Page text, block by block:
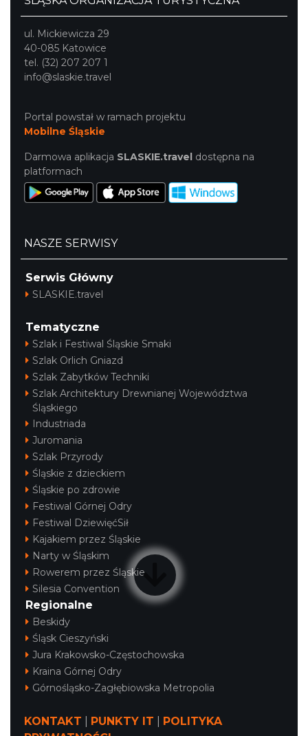
ul. Mickiewicza 29
40-085 Katowice
tel. (32) 207 207 1
info@slaskie.travel
Portal powstał w ramach projektu
Mobilne Śląskie
Darmowa aplikacja SLASKIE.travel dostępna na
platformach
NASZE SERWISY
Serwis Główny
SLASKIE.travel
Tematyczne
Szlak i Festiwal Śląskie Smaki
Szlak Orlich Gniazd
Szlak Zabytków Techniki
Szlak Architektury Drewnianej Województwa
Śląskiego
Industriada
Juromania
Szlak Przyrody
Śląskie z dzieckiem
Śląskie po zdrowie
Festiwal Górnej Odry
Festiwal DziewięćSił
Kajakiem przez Śląskie
Narty w Śląskim
Rowerem przez Śląskie
Silesia Convention
Regionalne
Beskidy
Śląsk Cieszyński
Jura Krakowsko-Częstochowska
Kraina Górnej Odry
Górnośląsko-Zagłębiowska Metropolia
KONTAKT PUNKTY IT
POLITYKA